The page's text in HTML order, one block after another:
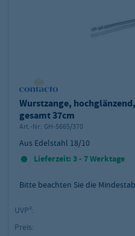
Wurstzange,
gesamt 37cm
Art.-Nr.: GH-5665/370
Aus Edelstahl 18/10
Lieferzeit: 3 - 7 Werktage
Bitte beachten Sie die
UVP²:
Preis: